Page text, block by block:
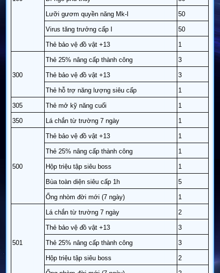
Lưỡi gươm quyền năng Mk-I 50
Virus tăng trưởng cấp I 50
Thẻ bảo vệ đồ vật +13 1
300
Thẻ 25% nâng cấp thành công 3
Thẻ bảo vệ đồ vật +13 3
Thẻ hỗ trợ năng lượng siêu cấp 1
305 Thẻ mở kỹ năng cuối 1
350 Lá chắn từ trường 7 ngày 1
500
Thẻ bảo vệ đồ vật +13 1
Thẻ 25% nâng cấp thành công 1
Hộp triệu tập siêu boss 1
Bùa toàn diện siêu cấp 1h 5
Ống nhòm đời mới (7 ngày) 1
501
Lá chắn từ trường 7 ngày 2
Thẻ bảo vệ đồ vật +13 3
Thẻ 25% nâng cấp thành công 3
Hộp triệu tập siêu boss 2